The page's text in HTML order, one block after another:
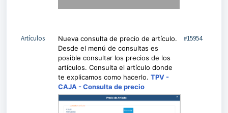
Artículos
Nueva consulta de precio de artículo.
Desde el menú de consultas es
posible consultar los precios de los
artículos. Consulta el artículo donde
te explicamos como hacerlo. TPV -
CAJA - Consulta de precio
#15954